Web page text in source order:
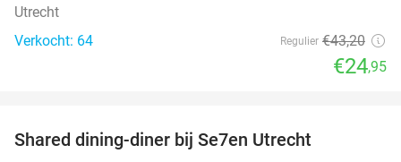
Utrecht
Verkocht: 64
Regulier €43,20
€24,95
Shared dining-diner bij Se7en Utrecht